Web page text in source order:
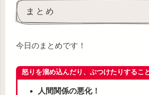
まとめ
今日のまとめです！
怒りを溜め込んだり、ぶつけたりするこ
人間関係の悪化！